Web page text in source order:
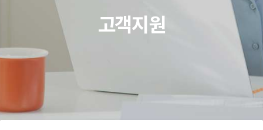
고객지원